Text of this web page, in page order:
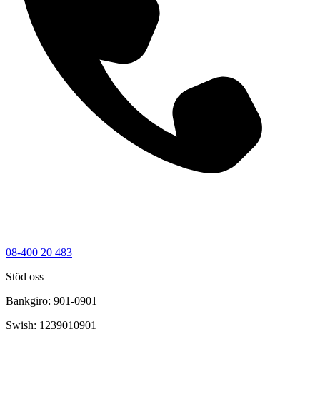
08-400 20 483
Stöd oss
Bankgiro: 901-0901
Swish: 1239010901